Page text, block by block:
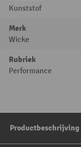
Kunststof
Merk
Wicke
Rubriek
Performance
Productbeschrijving